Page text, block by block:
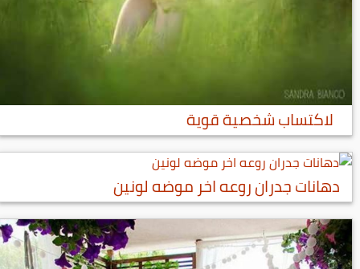
لاكتساب شخصية قوية
دهانات جدران روعه اخر موضه لونين